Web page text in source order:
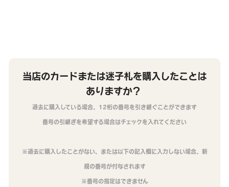
当店のカードまたは迷子札を購入したことは
ありますか？
過去に購入している場合、12桁の番号を引き継ぐことができます
番号の引継ぎを希望する場合はチェックを入れてください
※過去に購入したことがない、または以下の記入欄に入力しない場合、新
規の番号が付与されます
※番号の指定はできません